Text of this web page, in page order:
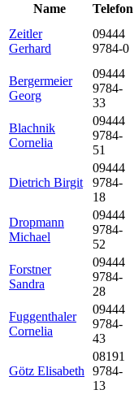
Name
Telefon
Zeitler
Gerhard
09444
9784-0
Bergermeier
Georg
09444
9784-
33
Blachnik
Cornelia
09444
9784-
51
Dietrich Birgit
09444
9784-
18
Dropmann
Michael
09444
9784-
52
Forstner
Sandra
09444
9784-
28
Fuggenthaler
Cornelia
09444
9784-
43
Götz Elisabeth
08191
9784-
13